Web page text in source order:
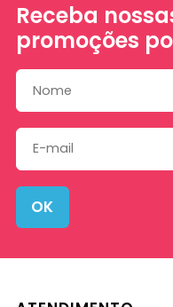
Receba
promoções
OK